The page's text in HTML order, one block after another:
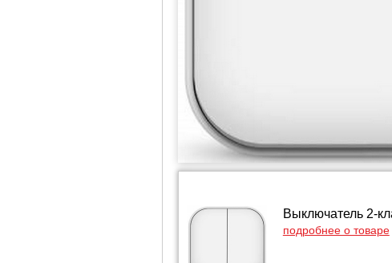
Выключатель 2-
подробнее о товаре